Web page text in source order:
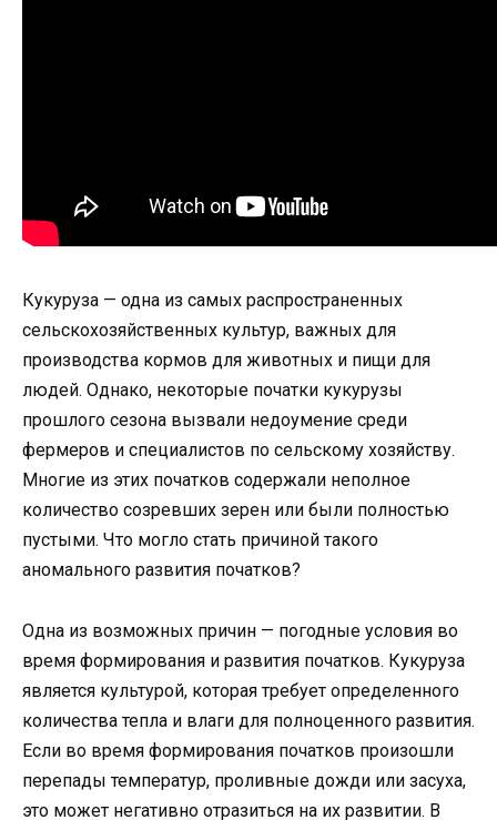
Кукуруза — одна из самых распространенных
сельскохозяйственных культур, важных для
производства кормов для животных и пищи для
людей. Однако, некоторые початки кукурузы
прошлого сезона вызвали недоумение среди
фермеров и специалистов по сельскому хозяйству.
Многие из этих початков содержали неполное
количество созревших зерен или были полностью
пустыми. Что могло стать причиной такого
аномального развития початков?
Одна из возможных причин — погодные условия во
время формирования и развития початков. Кукуруза
является культурой, которая требует определенного
количества тепла и влаги для полноценного развития.
Если во время формирования початков произошли
перепады температур, проливные дожди или засуха,
это может негативно отразиться на их развитии. В